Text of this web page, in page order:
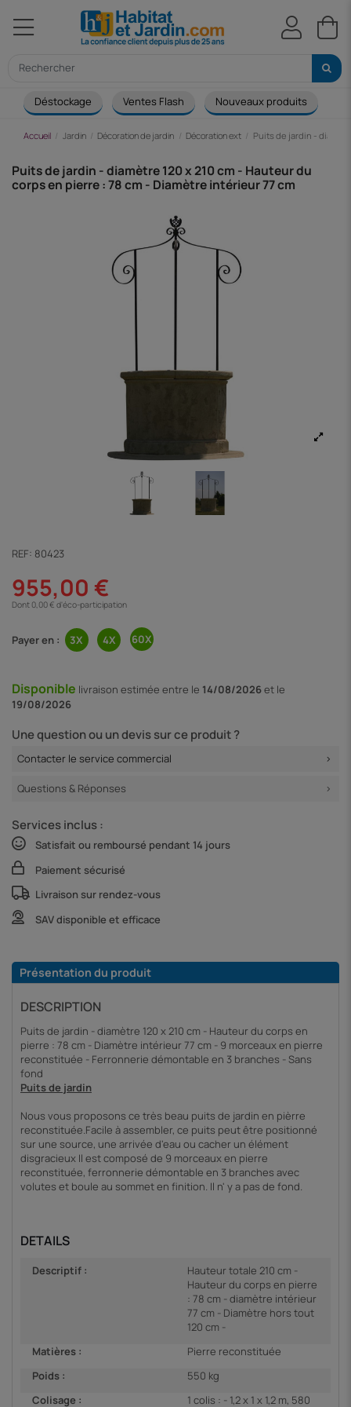
Déstockage Ventes Flash Nouveaux produits
Accueil Jardin Décoration de jardin Décoration ext Puits de jardin -
Puits de jardin - diamètre 120 x 210 cm - Hauteur du
corps en pierre : 78 cm - Diamètre intérieur 77 cm
REF: 80423
955,00 €
Dont 0,00 € d'éco-participation
Payer en :
Disponible livraison estimée entre le 14/08/2026et le
19/08/2026
Une question ou un devis sur ce produit ?
Contacter le service commercial
Questions & Réponses
Services inclus :
Satisfait ou remboursé pendant 14 jours
Paiement sécurisé
Livraison sur rendez-vous
SAV disponible et efficace
Présentation du produit
DESCRIPTION
Puits de jardin - diamètre 120 x 210 cm - Hauteur du corps en
pierre : 78 cm - Diamètre intérieur 77 cm - 9 morceaux en pierre
reconstituée - Ferronnerie démontable en 3 branches - Sans
fond
Puits de jardin
Nous vous proposons ce très beau puits de jardin en pièrre
reconstituée.Facile à assembler, ce puits peut être positionné
sur une source, une arrivée d'eau ou cacher un élément
disgracieux Il est composé de 9 morceaux en pierre
reconstituée, ferronnerie démontable en 3 branches avec
volutes et boule au sommet en finition. Il n' y a pas de fond.
DETAILS
Descriptif :
Hauteur totale 210 cm -
Hauteur du corps en pierre
: 78 cm - diamètre intérieur
77 cm - Diamètre hors tout
120 cm -
Matières :
Pierre reconstituée
Poids :
550 kg
Colisage :
1 colis : - 1,2 x 1 x 1,2 m, 580